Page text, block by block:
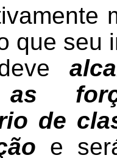
que seu
as
de
e